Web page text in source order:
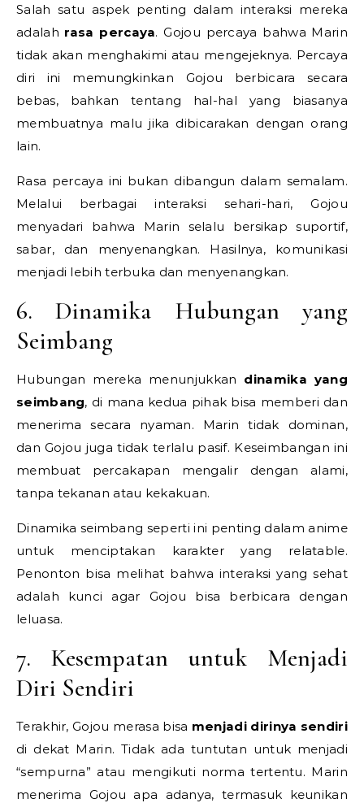
Salah satu aspek penting dalam interaksi mereka
adalah rasa percaya. Gojou percaya bahwa Marin
tidak akan menghakimi atau mengejeknya. Percaya
diri ini memungkinkan Gojou berbicara secara
bebas, bahkan tentang hal-hal yang biasanya
membuatnya malu jika dibicarakan dengan orang
lain.
Rasa percaya ini bukan dibangun dalam semalam.
Melalui berbagai interaksi sehari-hari, Gojou
menyadari bahwa Marin selalu bersikap suportif,
sabar, dan menyenangkan. Hasilnya, komunikasi
menjadi lebih terbuka dan menyenangkan.
6. Dinamika Hubungan yang
Seimbang
Hubungan mereka menunjukkan dinamika yang
seimbang, di mana kedua pihak bisa memberi dan
menerima secara nyaman. Marin tidak dominan,
dan Gojou juga tidak terlalu pasif. Keseimbangan ini
membuat percakapan mengalir dengan alami,
tanpa tekanan atau kekakuan.
Dinamika seimbang seperti ini penting dalam anime
untuk menciptakan karakter yang relatable.
Penonton bisa melihat bahwa interaksi yang sehat
adalah kunci agar Gojou bisa berbicara dengan
leluasa.
7. Kesempatan untuk Menjadi
Diri Sendiri
Terakhir, Gojou merasa bisa menjadi dirinya sendiri
di dekat Marin. Tidak ada tuntutan untuk menjadi
“sempurna” atau mengikuti norma tertentu. Marin
menerima Gojou apa adanya, termasuk keunikan